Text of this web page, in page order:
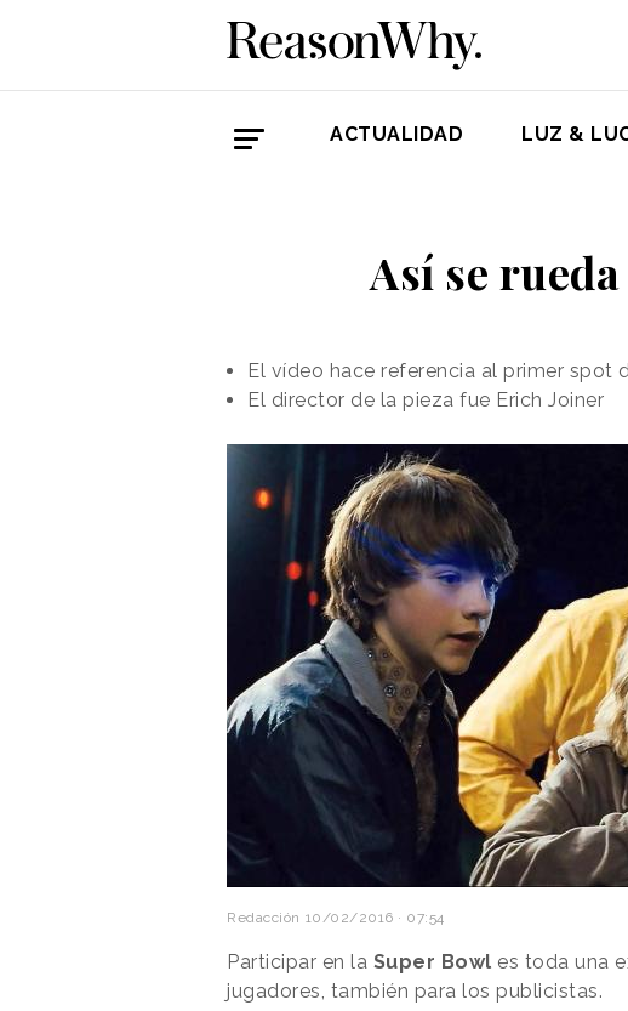
ACTUALIDAD LUZ &
Así se
El vídeo hace referencia al primer spot
El director de la pieza fue Erich Joiner
Redacción 10/02/2016 · 07:54
Participar en la Super Bowl es toda una
jugadores, también para los publicistas.